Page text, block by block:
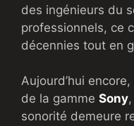
des ingénieurs du
professionnels, ce
décennies tout en
Aujourd’hui
de la gamme Sony
sonorité demeure